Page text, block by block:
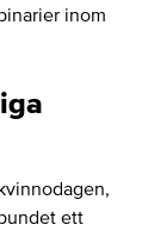
inom
ett